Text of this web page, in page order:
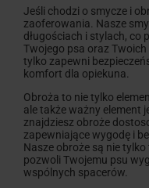
Jeśli chodzi o smycze i
zaoferowania. Nasze
długościach i stylach, co
Twojego psa oraz
tylko zapewni
komfort dla opiekuna.
Obroża to nie tylko
ale także ważny element
znajdziesz obroże
zapewniające wygodę i
Nasze obroże są nie
pozwoli Twojemu psu
wspólnych spacerów.